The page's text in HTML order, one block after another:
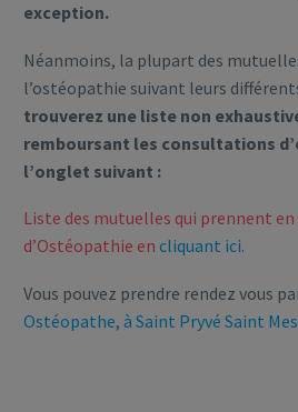
exception.
Néanmoins, la plupart des
l’ostéopathie suivant leurs
trouverez une liste non
remboursant les consultations
l’onglet suivant :
Liste des mutuelles qui prennent
d’Ostéopathie en cliquant ici.
Vous pouvez prendre rendez vous
Ostéopathe, à Saint Pryvé Saint